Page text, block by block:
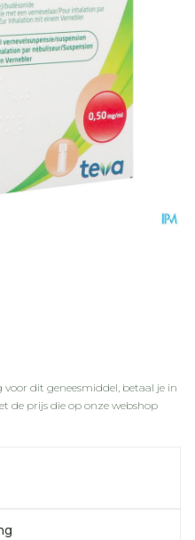
dit geneesmiddel, betaal je in
de prijs die op onze webshop